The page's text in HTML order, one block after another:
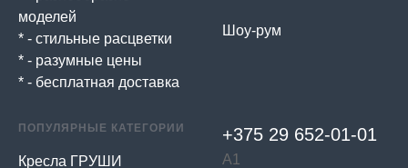
моделей
* - стильные расцветки
* - разумные цены
* - бесплатная доставка
Шоу-рум
ПОПУЛЯРНЫЕ КАТЕГОРИИ
Кресла ГРУШИ
+375 29 652-01-01
А1